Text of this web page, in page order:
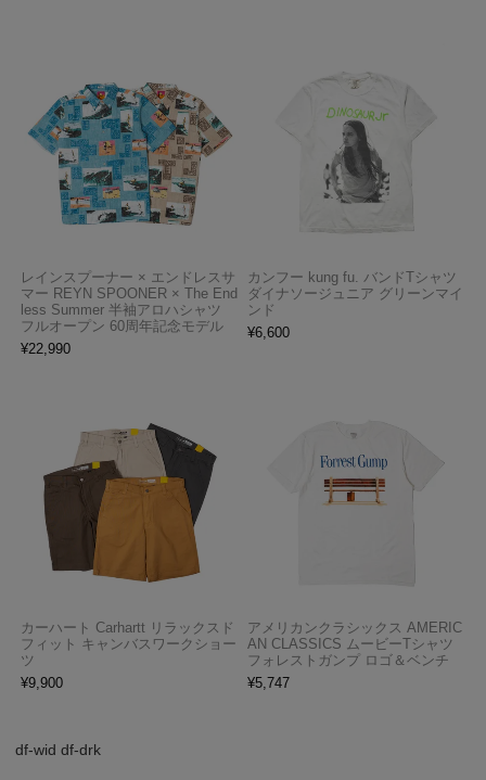
レインスプーナー × エンドレスサ
マー REYN SPOONER × The End
less Summer 半袖アロハシャツ
フルオープン 60周年記念モデル
¥22,990
カンフー kung fu. バンドTシャツ
ダイナソージュニア グリーンマイ
ンド
¥6,600
カーハート Carhartt リラックスド
フィット キャンバスワークショー
ツ
¥9,900
アメリカンクラシックス AMERIC
AN CLASSICS ムービーTシャツ
フォレストガンプ ロゴ＆ベンチ
¥5,747
df-wid df-drk